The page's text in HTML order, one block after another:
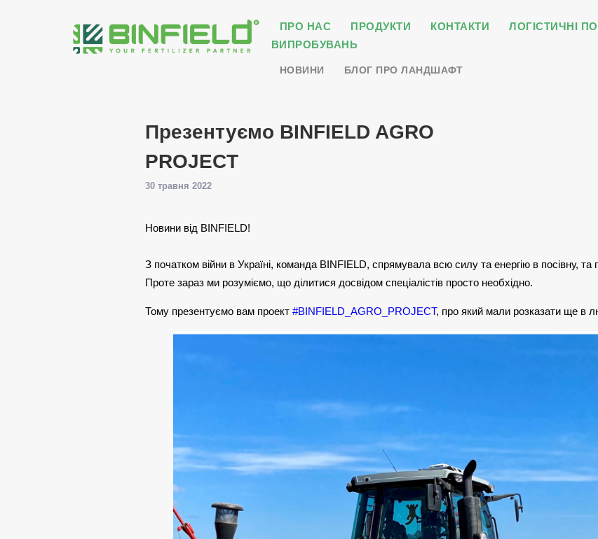
ПРО НАС ПРОДУКТИ КОНТАКТИ ЛОГІСТИЧНІ
ВИПРОБУВАНЬ
НОВИНИ БЛОГ ПРО ЛАНДШАФТ
Презентуємо BINFIELD AGRO
PROJECT
30 травня 2022
Новини від BINFIELD!
З початком війни в Україні, команда BINFIELD, спрямувала всю силу та енергію в посівну,
Проте зараз ми розуміємо, що ділитися досвідом спеціалістів просто необхідно.
Тому презентуємо вам проект #BINFIELD_AGRO_PROJECT, про який мали розказати ще в